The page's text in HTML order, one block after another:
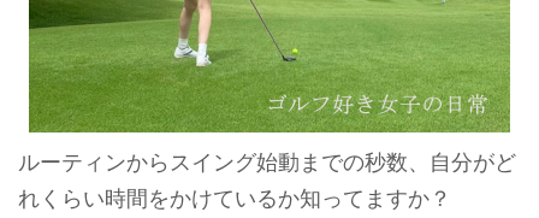
ルーティンからスイング始動までの秒数、自分がど
れくらい時間をかけているか知ってますか？